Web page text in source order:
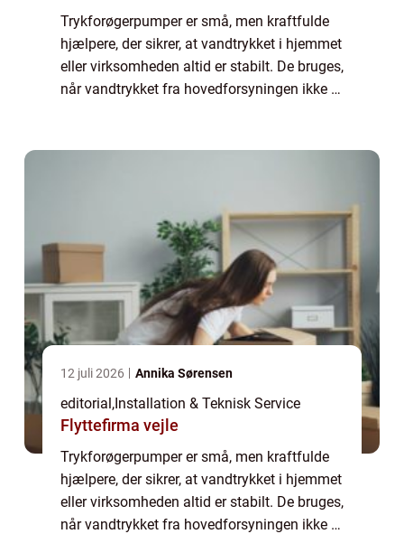
Trykforøgerpumper er små, men kraftfulde
hjælpere, der sikrer, at vandtrykket i hjemmet
eller virksomheden altid er stabilt. De bruges,
når vandtrykket fra hovedforsyningen ikke er
12 juli 2026 Annika Sørensen
editorial,Installation & Teknisk Service
Flyttefirma vejle
Trykforøgerpumper er små, men kraftfulde
hjælpere, der sikrer, at vandtrykket i hjemmet
eller virksomheden altid er stabilt. De bruges,
når vandtrykket fra hovedforsyningen ikke er